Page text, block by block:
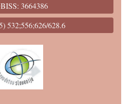
3664386
532;556;626/628.6